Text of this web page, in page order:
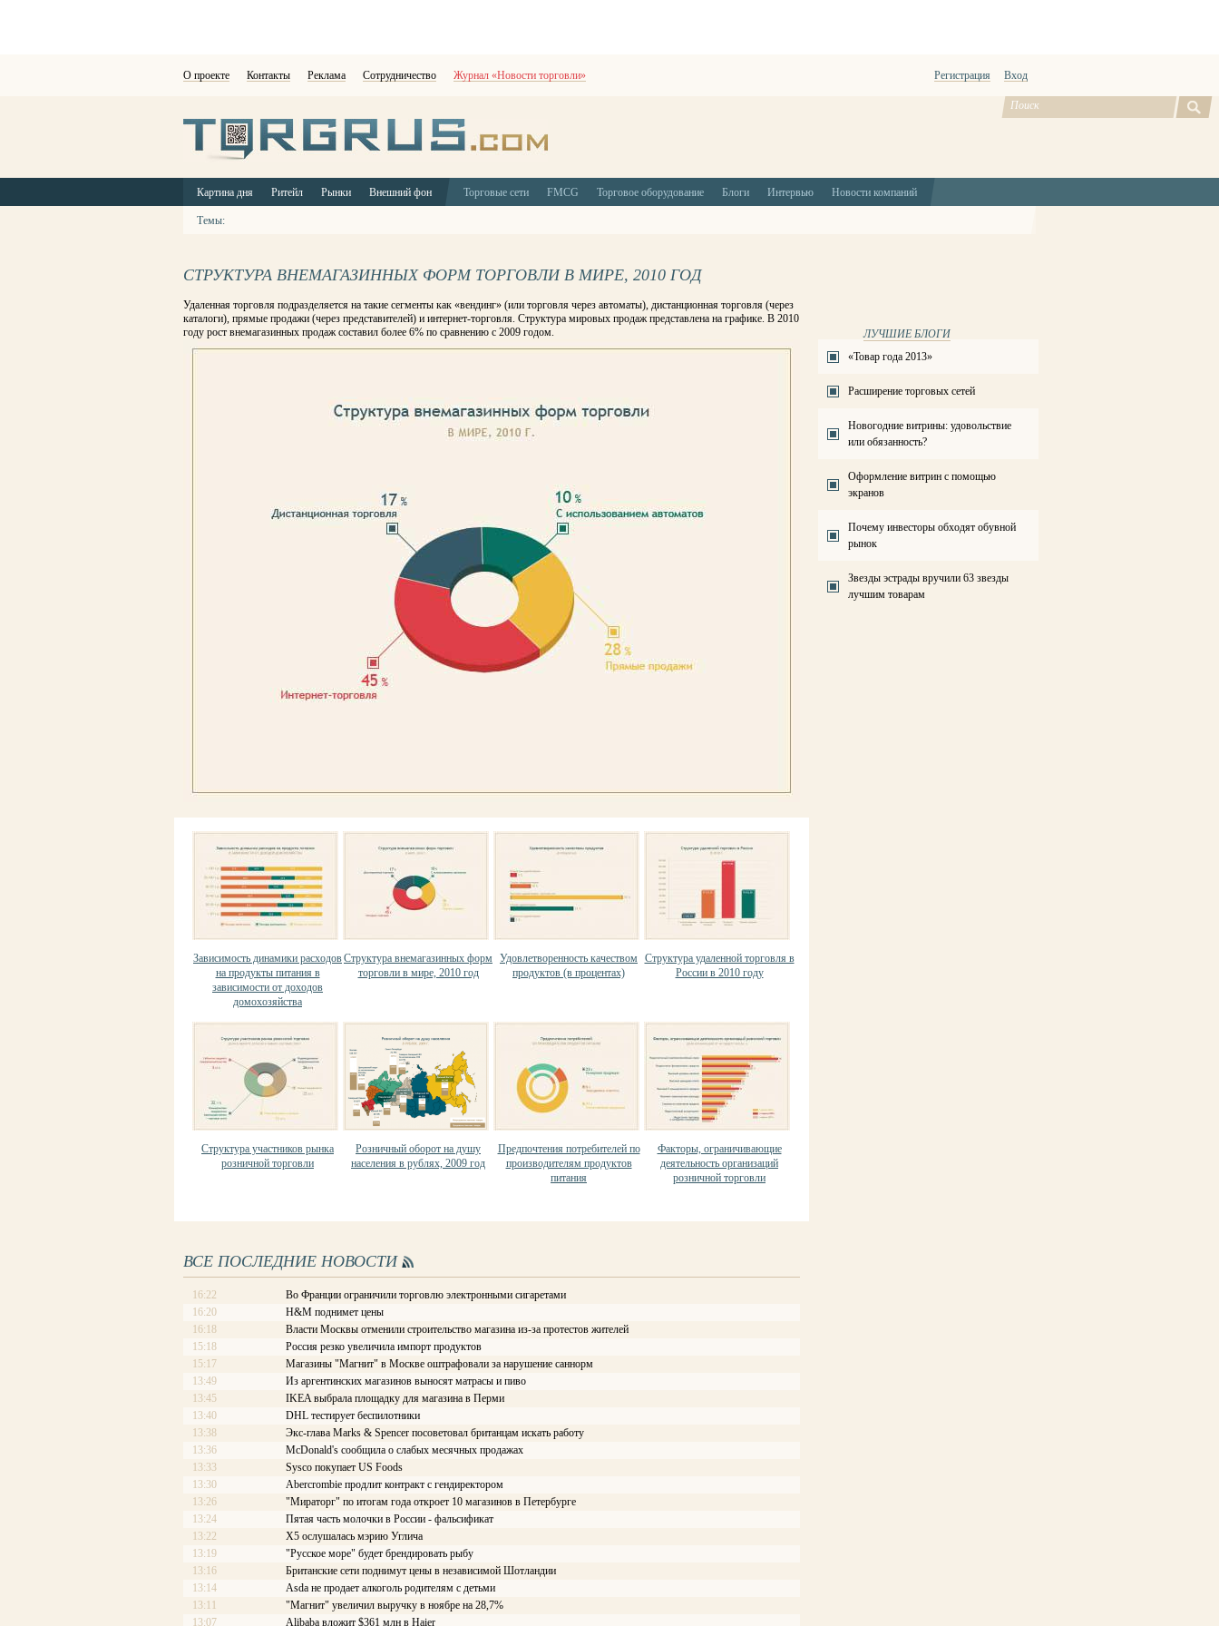
О проекте Контакты Реклама Сотрудничество Журнал «Новости торговли» Регистрация Вход
Картина дня Ритейл Рынки Внешний фон Торговые сети FMCG Торговое оборудование Блоги Интервью Новости компаний
Темы:
СТРУКТУРА ВНЕМАГАЗИННЫХ ФОРМ ТОРГОВЛИ В МИРЕ, 2010 ГОД
Удаленная торговля подразделяется на такие сегменты как «вендинг» (или торговля через автоматы), дистанционная торговля (через
каталоги), прямые продажи (через представителей) и интернет-торговля. Структура мировых продаж представлена на графике. В 2010
году рост внемагазинных продаж составил более 6% по сравнению с 2009 годом.
Зависимость динамики расходов
на продукты питания в
зависимости от доходов
домохозяйства
Структура внемагазинных форм
торговли в мире, 2010 год
Удовлетворенность качеством
продуктов (в процентах)
Структура удаленной торговля в
России в 2010 году
Структура участников рынка
розничной торговли
Розничный оборот на душу
населения в рублях, 2009 год
Предпочтения потребителей по
производителям продуктов
питания
Факторы, ограничивающие
деятельность организаций
розничной торговли
ВСЕ ПОСЛЕДНИЕ НОВОСТИ
16:22
Во Франции ограничили торговлю электронными сигаретами
16:20
H&M поднимет цены
16:18
Власти Москвы отменили строительство магазина из-за протестов жителей
15:18
Россия резко увеличила импорт продуктов
15:17
Магазины "Магнит" в Москве оштрафовали за нарушение саннорм
13:49
Из аргентинских магазинов выносят матрасы и пиво
13:45
IKEA выбрала площадку для магазина в Перми
13:40
DHL тестирует беспилотники
13:38
Экс-глава Marks & Spencer посоветовал британцам искать работу
13:36
McDonald's сообщила о слабых месячных продажах
13:33
Sysco покупает US Foods
13:30
Abercrombie продлит контракт с гендиректором
13:26
"Мираторг" по итогам года откроет 10 магазинов в Петербурге
13:24
Пятая часть молочки в России - фальсификат
13:22
X5 ослушалась мэрию Углича
13:19
"Русское море" будет брендировать рыбу
13:16
Британские сети поднимут цены в независимой Шотландии
13:14
Asda не продает алкоголь родителям с детьми
13:11
"Магнит" увеличил выручку в ноябре на 28,7%
13:07
Alibaba вложит $361 млн в Haier
ЛУЧШИЕ БЛОГИ
«Товар года 2013»
Расширение торговых сетей
Новогодние витрины: удовольствие
или обязанность?
Оформление витрин с помощью
экранов
Почему инвесторы обходят обувной
рынок
Звезды эстрады вручили 63 звезды
лучшим товарам